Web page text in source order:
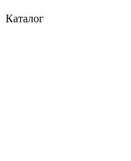
Каталог